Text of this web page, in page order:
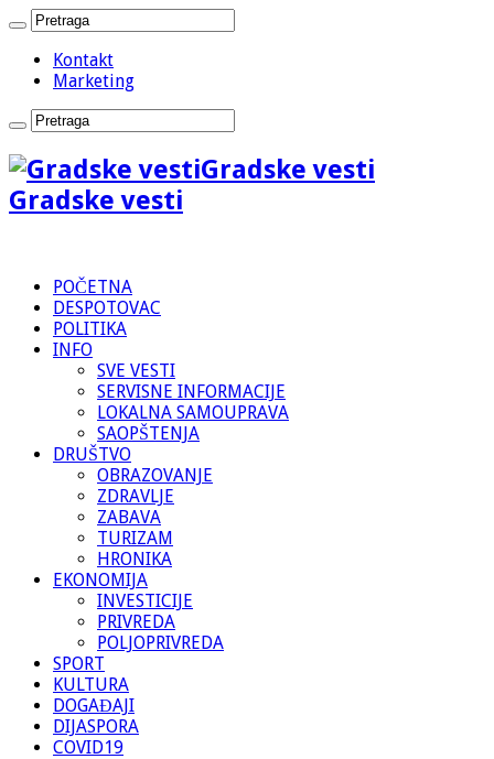
Kontakt
Marketing
Gradske vesti
Gradske vesti
POČETNA
DESPOTOVAC
POLITIKA
INFO
SVE VESTI
SERVISNE INFORMACIJE
LOKALNA SAMOUPRAVA
SAOPŠTENJA
DRUŠTVO
OBRAZOVANJE
ZDRAVLJE
ZABAVA
TURIZAM
HRONIKA
EKONOMIJA
INVESTICIJE
PRIVREDA
POLJOPRIVREDA
SPORT
KULTURA
DOGAĐAJI
DIJASPORA
COVID19